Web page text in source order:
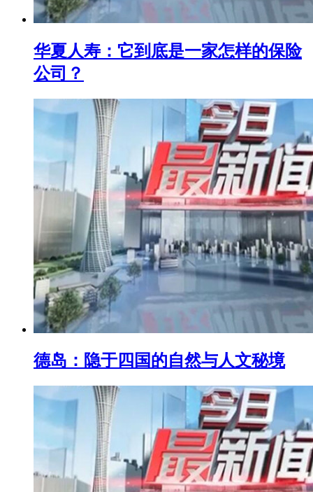
华夏人寿：它到底是一家怎样的保险
公司？
德岛：隐于四国的自然与人文秘境